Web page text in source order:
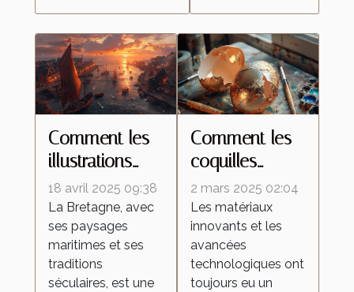
Comment les
illustrations
inspirées de la
Bretagne
célèbrent la
culture
régionale
18 avril 2025 09:38
La Bretagne, avec
ses paysages
maritimes et ses
traditions
séculaires, est une
Comment les
coquilles
d'œufs
améliorent les
peintures
réfléchissantes
2 mars 2025 02:04
Les matériaux
innovants et les
avancées
technologiques ont
toujours eu un